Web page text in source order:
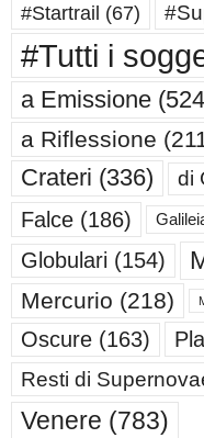
#Startrail (67)
#Tutti i
a Emissione
a Riflessione
Crateri (336) di
Falce (186)
Globulari (154)
Mercurio (218)
Oscure (163)
Resti di
Venere (783)